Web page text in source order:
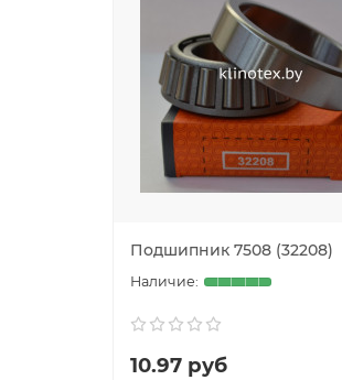
Подшипник 7508 (32208)
10.97 руб